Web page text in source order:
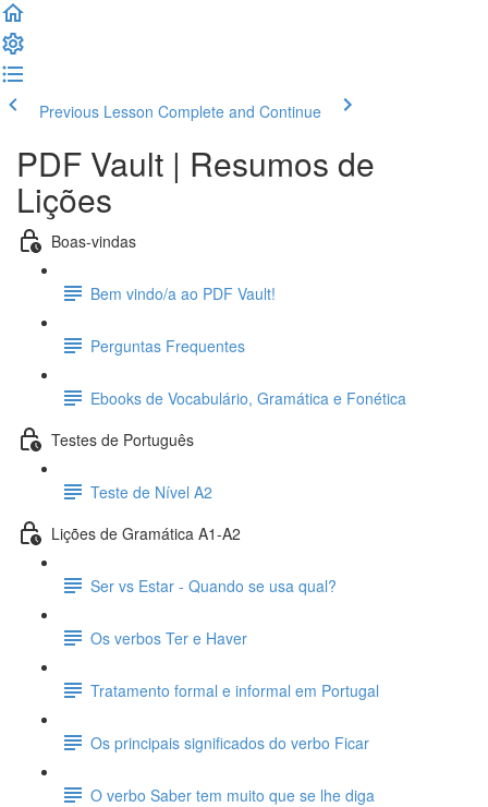
Previous Lesson Complete and Continue
PDF Vault | Resumos de
Lições
Boas-vindas
Bem vindo/a ao PDF Vault!
Perguntas Frequentes
Ebooks de Vocabulário, Gramática e Fonética
Testes de Português
Teste de Nível A2
Lições de Gramática A1-A2
Ser vs Estar - Quando se usa qual?
Os verbos Ter e Haver
Tratamento formal e informal em Portugal
Os principais significados do verbo Ficar
O verbo Saber tem muito que se lhe diga